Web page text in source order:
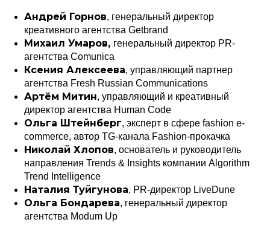
Андрей Горнов, генеральный директор
креативного агентства Getbrand
Михаил Умаров, генеральный директор PR-
агентства Comunica
Ксения Алексеева, управляющий партнер
агентства Fresh Russian Communications
Артём Митин, управляющий и креативный
директор агентства Human Code
Ольга Штейнберг, эксперт в сфере fashion e-
commerce, автор TG-канала Fashion-прокачка
Николай Хлопов, основатель и руководитель
направления Trends & Insights компании Algorithm
Trend Intelligence
Наталия Туйгунова, PR-директор LiveDune
Ольга Бондарева, генеральный директор
агентства Modum Up